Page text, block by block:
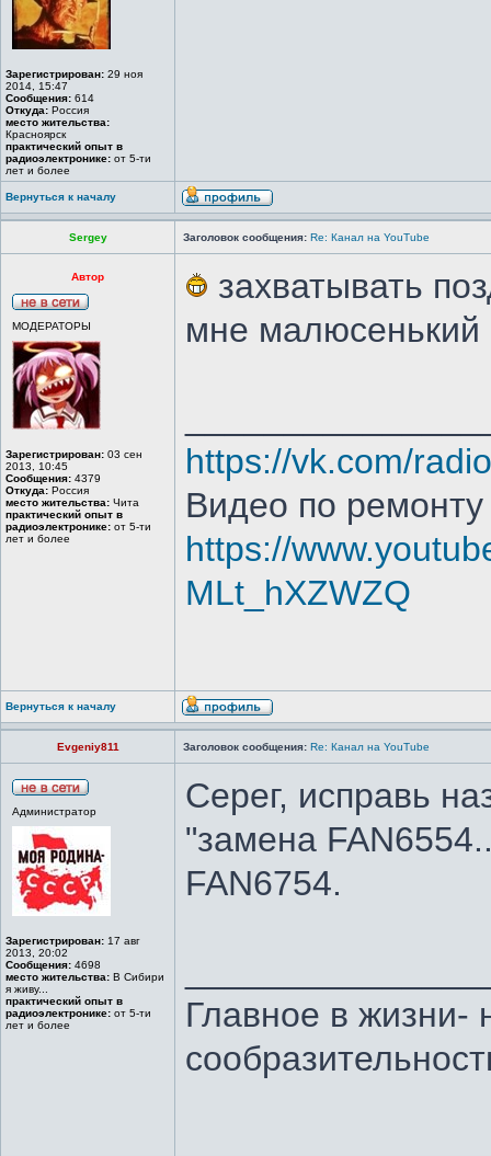
Зарегистрирован: 29 ноя
2014, 15:47
Сообщения: 614
Откуда: Россия
место жительства:
Красноярск
практический опыт в
радиоэлектронике: от 5-ти
лет и более
Вернуться к началу
Sergey Заголовок сообщения: Re: Канал на YouTube
Автор
МОДЕРАТОРЫ
Зарегистрирован: 03 сен
2013, 10:45
Сообщения: 4379
Откуда: Россия
место жительства: Чита
практический опыт в
радиоэлектронике: от 5-ти
лет и более
захватывать
мне малюсенький
https://vk.com/
Видео по ремонту
https://
MLt_hXZWZQ
Вернуться к началу
Evgeniy811 Заголовок сообщения: Re: Канал на YouTube
Администратор
Зарегистрирован: 17 авг
2013, 20:02
Сообщения: 4698
место жительства: В Сибири
я живу...
практический опыт в
радиоэлектронике: от 5-ти
лет и более
Серег, исправь
"замена
FAN6754.
Главное в жизни-